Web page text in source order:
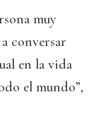
muy
conversar
en la vida
el mundo”,